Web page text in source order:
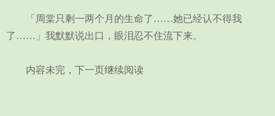
「周棠只剩一两个月的生命了……她已经认不得我
了……」我默默说出口，眼泪忍不住流下来。
内容未完，下一页继续阅读